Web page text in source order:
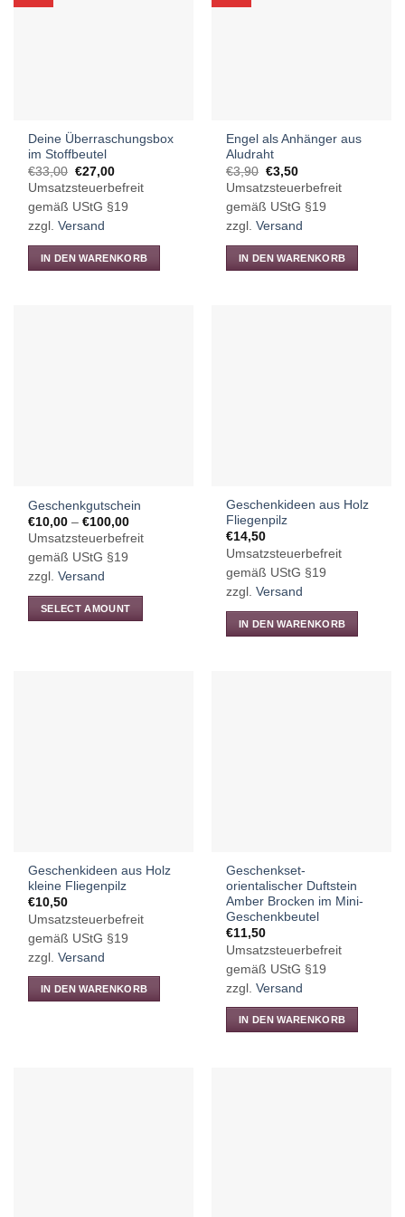
Deine Überraschungsbox
im Stoffbeutel
€33,00 Ursprünglicher
Preis
war:
€33,00
€27,00Aktueller
Preis
ist:
€27,00.
Umsatzsteuerbefreit
gemäß UStG §19
zzgl.Versand
IN DEN WARENKORB
Engel als Anhänger aus
Aludraht
€3,90 Ursprünglicher
Preis
war:
€3,90
€3,50Aktueller
Preis
ist:
€3,50.
Umsatzsteuerbefreit
gemäß UStG §19
zzgl.Versand
IN DEN WARENKORB
Geschenkgutschein
€10,00 –€100,00Preisspanne:
€10,00
bis
Umsatzsteuerbefreit
gemäß UStG §19
zzgl.Versand
SELECT AMOUNT
Geschenkideen aus Holz
Fliegenpilz
€14,50
Umsatzsteuerbefreit
gemäß UStG §19
zzgl.Versand
IN DEN WARENKORB
Geschenkideen aus Holz
kleine Fliegenpilz
€10,50
Umsatzsteuerbefreit
gemäß UStG §19
zzgl.Versand
IN DEN WARENKORB
Geschenkset-
orientalischer Duftstein
Amber Brocken im Mini-
Geschenkbeutel
€11,50
Umsatzsteuerbefreit
gemäß UStG §19
zzgl.Versand
IN DEN WARENKORB